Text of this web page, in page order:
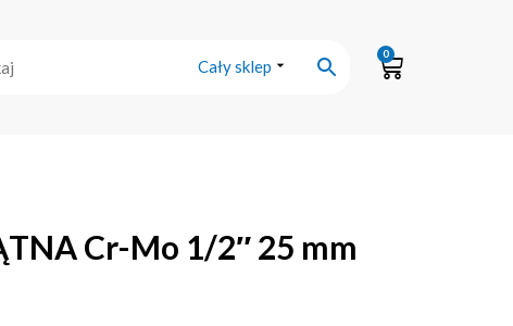
Cały sklep
0
Cr-Mo 1/2″ 25 mm